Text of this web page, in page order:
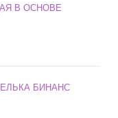
В ОСНОВЕ
БИНАНС